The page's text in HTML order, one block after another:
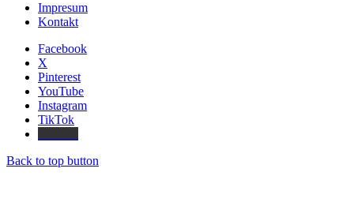
Impresum
Kontakt
Facebook
X
Pinterest
YouTube
Instagram
TikTok
Back to top button